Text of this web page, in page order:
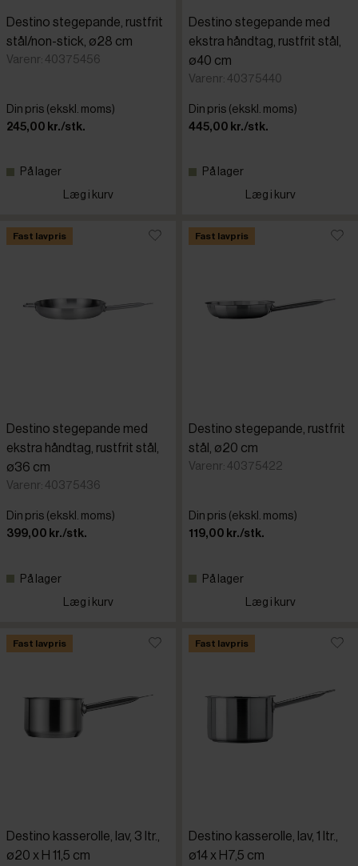
Destino stegepande, rustfrit
stål/non-stick, ø28 cm
Varenr: 40375456
Din pris (ekskl. moms)
245,00 kr./stk.
På lager
Læg i kurv
Destino stegepande med
ekstra håndtag, rustfrit stål,
ø40 cm
Varenr: 40375440
Din pris (ekskl. moms)
445,00 kr./stk.
På lager
Læg i kurv
Fast lavpris
Destino stegepande med
ekstra håndtag, rustfrit stål,
ø36 cm
Varenr: 40375436
Din pris (ekskl. moms)
399,00 kr./stk.
På lager
Læg i kurv
Fast lavpris
Destino stegepande, rustfrit
stål, ø20 cm
Varenr: 40375422
Din pris (ekskl. moms)
119,00 kr./stk.
På lager
Læg i kurv
Fast lavpris
Destino kasserolle, lav, 3 ltr.,
ø20 x H 11,5 cm
Fast lavpris
Destino kasserolle, lav, 1 ltr.,
ø14 x H7,5 cm